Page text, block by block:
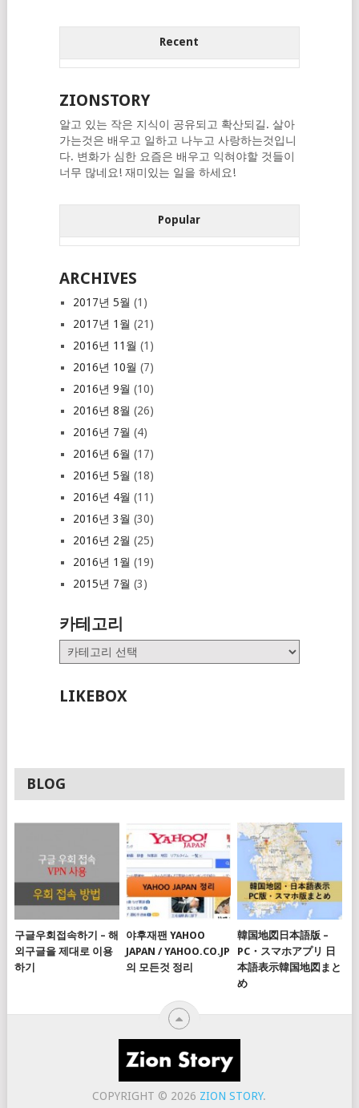
Recent
ZIONSTORY
알고 있는 작은 지식이 공유되고 확산되길. 살아
가는것은 배우고 일하고 나누고 사랑하는것입니
다. 변화가 심한 요즘은 배우고 익혀야할 것들이
너무 많네요! 재미있는 일을 하세요!
Popular
ARCHIVES
2017년 5월 (1)
2017년 1월 (21)
2016년 11월 (1)
2016년 10월 (7)
2016년 9월 (10)
2016년 8월 (26)
2016년 7월 (4)
2016년 6월 (17)
2016년 5월 (18)
2016년 4월 (11)
2016년 3월 (30)
2016년 2월 (25)
2016년 1월 (19)
2015년 7월 (3)
카테고리
카
테
리
LIKEBOX
BLOG
구글우회접속하기 – 해
외구글을 제대로 이용
하기
야후재팬 YAHOO
JAPAN / YAHOO.CO.JP
의 모든것 정리
韓国地図日本語版 –
PC・スマホアプリ 日
本語表示韓国地図まと
め
COPYRIGHT © 2026 ZION STORY.